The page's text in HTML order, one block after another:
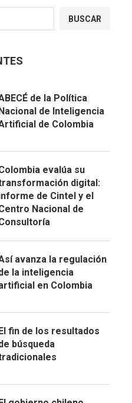
BUSCAR
de la Política
de Inteligencia
de Colombia
evalúa su
digital:
de Cintel y el
Nacional de
avanza la regulación
la inteligencia
en Colombia
fin de los resultados
búsqueda